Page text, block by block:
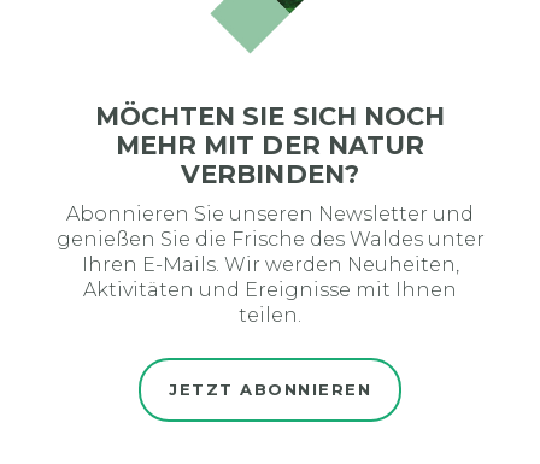
MÖCHTEN SIE SICH NOCH
MEHR MIT DER NATUR
VERBINDEN?
Abonnieren Sie unseren Newsletter und
genießen Sie die Frische des Waldes unter
Ihren E-Mails. Wir werden Neuheiten,
Aktivitäten und Ereignisse mit Ihnen
teilen.
JETZT ABONNIEREN